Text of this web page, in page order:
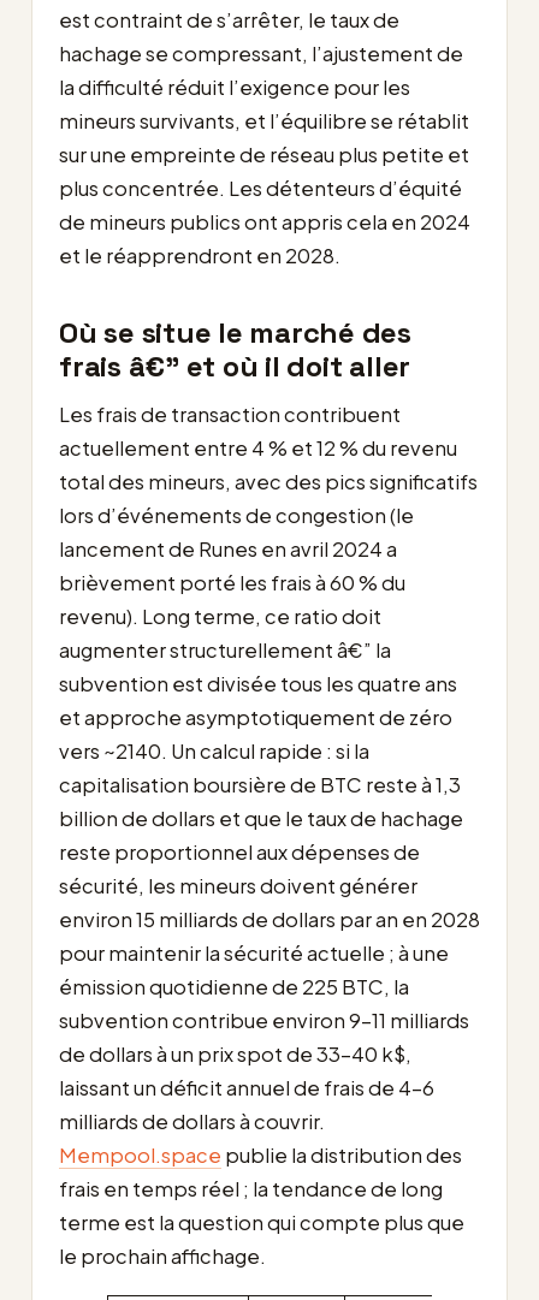
est contraint de s’arrêter, le taux de
hachage se compressant, l’ajustement de
la difficulté réduit l’exigence pour les
mineurs survivants, et l’équilibre se rétablit
sur une empreinte de réseau plus petite et
plus concentrée. Les détenteurs d’équité
de mineurs publics ont appris cela en 2024
et le réapprendront en 2028.
Où se situe le marché des
frais â€” et où il doit aller
Les frais de transaction contribuent
actuellement entre 4 % et 12 % du revenu
total des mineurs, avec des pics significatifs
lors d’événements de congestion (le
lancement de Runes en avril 2024 a
brièvement porté les frais à 60 % du
revenu). Long terme, ce ratio doit
augmenter structurellement â€” la
subvention est divisée tous les quatre ans
et approche asymptotiquement de zéro
vers ~2140. Un calcul rapide : si la
capitalisation boursière de BTC reste à 1,3
billion de dollars et que le taux de hachage
reste proportionnel aux dépenses de
sécurité, les mineurs doivent générer
environ 15 milliards de dollars par an en 2028
pour maintenir la sécurité actuelle ; à une
émission quotidienne de 225 BTC, la
subvention contribue environ 9-11 milliards
de dollars à un prix spot de 33-40 k$,
laissant un déficit annuel de frais de 4-6
milliards de dollars à couvrir.
Mempool.space publie la distribution des
frais en temps réel ; la tendance de long
terme est la question qui compte plus que
le prochain affichage.